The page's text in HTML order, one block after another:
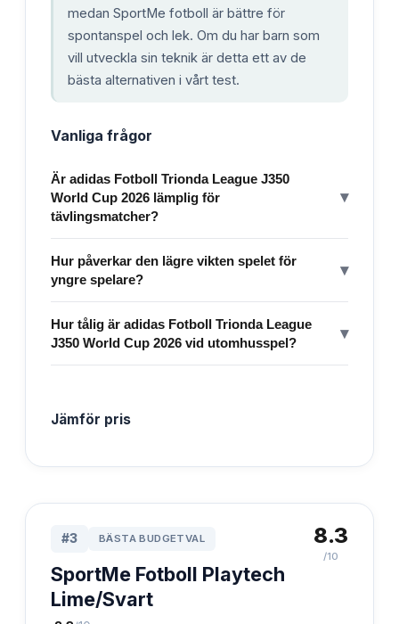
medan SportMe fotboll är bättre för
spontanspel och lek. Om du har barn som
vill utveckla sin teknik är detta ett av de
bästa alternativen i vårt test.
Vanliga frågor
Är adidas Fotboll Trionda League J350
World Cup 2026 lämplig för
tävlingsmatcher?
▾
Hur påverkar den lägre vikten spelet för
yngre spelare?
▾
Hur tålig är adidas Fotboll Trionda League
J350 World Cup 2026 vid utomhusspel?
▾
Jämför pris
#3 BÄSTA BUDGETVAL
SportMe Fotboll Playtech
Lime/Svart
8.3
/10